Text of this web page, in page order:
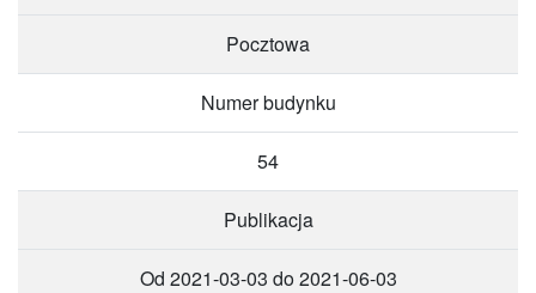
Pocztowa
Numer budynku
54
Publikacja
Od 2021-03-03 do 2021-06-03